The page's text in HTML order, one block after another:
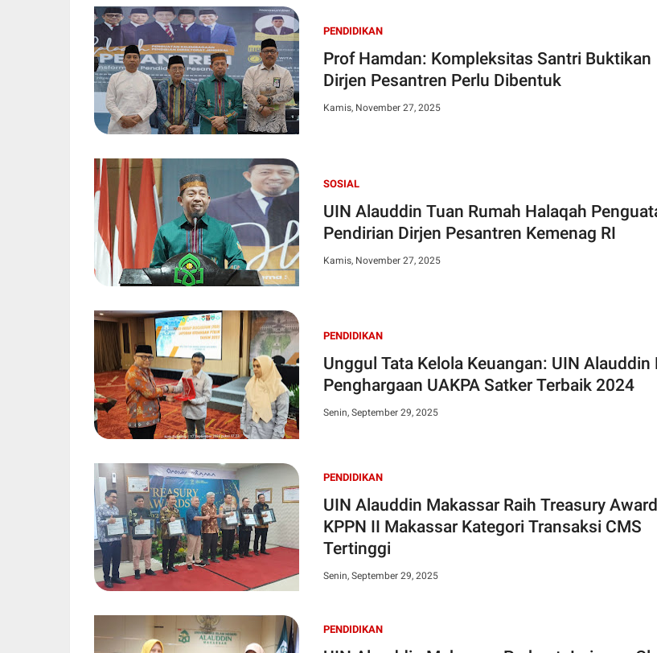
PENDIDIKAN
Prof Hamdan: Kompleksitas Santri Buktikan
Dirjen Pesantren Perlu Dibentuk
Kamis, November 27, 2025
SOSIAL
UIN Alauddin Tuan Rumah Halaqah
Pendirian Dirjen Pesantren Kemenag RI
Kamis, November 27, 2025
PENDIDIKAN
Unggul Tata Kelola Keuangan: UIN Alauddin
Penghargaan UAKPA Satker Terbaik 2024
Senin, September 29, 2025
PENDIDIKAN
UIN Alauddin Makassar Raih Treasury
KPPN II Makassar Kategori Transaksi CMS
Tertinggi
Senin, September 29, 2025
PENDIDIKAN